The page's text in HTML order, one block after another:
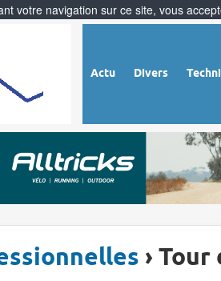
Actu Divers
›
votre navigation sur ce site, vous